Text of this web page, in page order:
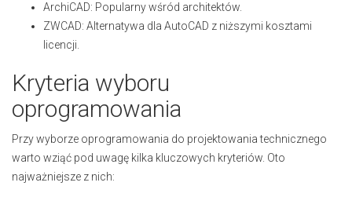
ArchiCAD: Popularny wśród architektów.
ZWCAD: Alternatywa dla AutoCAD z niższymi kosztami
licencji.
Kryteria wyboru
oprogramowania
Przy wyborze oprogramowania do projektowania technicznego
warto wziąć pod uwagę kilka kluczowych kryteriów. Oto
najważniejsze z nich: